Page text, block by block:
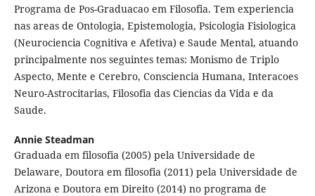
Programa de Pos-Graduacao em Filosofia. Tem experiencia
nas areas de Ontologia, Epistemologia, Psicologia Fisiologica
(Neurociencia Cognitiva e Afetiva) e Saude Mental, atuando
principalmente nos seguintes temas: Monismo de Triplo
Aspecto, Mente e Cerebro, Consciencia Humana, Interacoes
Neuro-Astrocitarias, Filosofia das Ciencias da Vida e da
Saude.
Annie Steadman
Graduada em filosofia (2005) pela Universidade de
Delaware, Doutora em filosofia (2011) pela Universidade de
Arizona e Doutora em Direito (2014) no programa de